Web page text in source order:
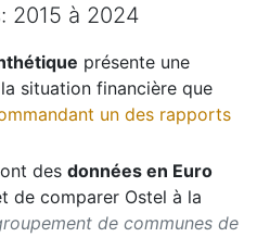
2015 à 2024
présente une
situation financière que
un des rapports
des données en Euro
de comparer Ostel à la
de communes de